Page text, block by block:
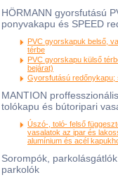
HÖRMANN gyorsfutású
ponyvakapu és SPEED
PVC gyorskapuk belső,
térbe
PVC gyorskapu külső
bejárat)
Gyorsfutású redőnykapu;
MANTION
tolókapu és bútoripari
Úszó-, toló- felső
vasalatok az ipar és
alumínium és acél
Sorompók,
parkolók